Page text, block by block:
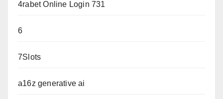
4rabet Online Login 731
6
7Slots
a16z generative ai